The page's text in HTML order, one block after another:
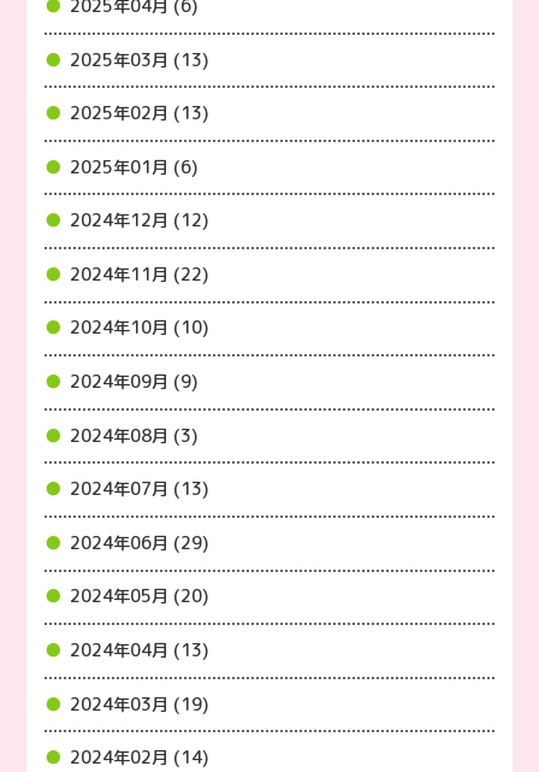
2025年04月 (6)
2025年03月 (13)
2025年02月 (13)
2025年01月 (6)
2024年12月 (12)
2024年11月 (22)
2024年10月 (10)
2024年09月 (9)
2024年08月 (3)
2024年07月 (13)
2024年06月 (29)
2024年05月 (20)
2024年04月 (13)
2024年03月 (19)
2024年02月 (14)